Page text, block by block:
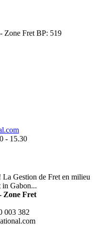
Zone Fret BP: 519
- 15.30
Gestion de Fret en milieu
in Gabon...
Zone Fret
003 382